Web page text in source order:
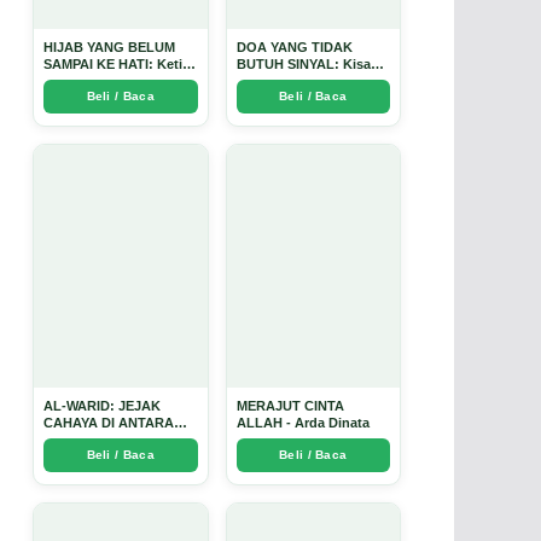
HIJAB YANG BELUM
SAMPAI KE HATI: Ketika
Cinta Seorang Ustadz
Menjadi Cermin yang
Paling Kejam - Arda
Beli / Baca
DOA YANG TIDAK
BUTUH SINYAL: Kisah
Tiga Jiwa yang Tersesat
di Era AI dan
Menemukan Jalan
Beli / Baca
AL-WARID: JEJAK
CAHAYA DI ANTARA
DUA ZAMAN - Arda
Beli / Baca
MERAJUT CINTA
ALLAH - Arda Dinata
Beli / Baca